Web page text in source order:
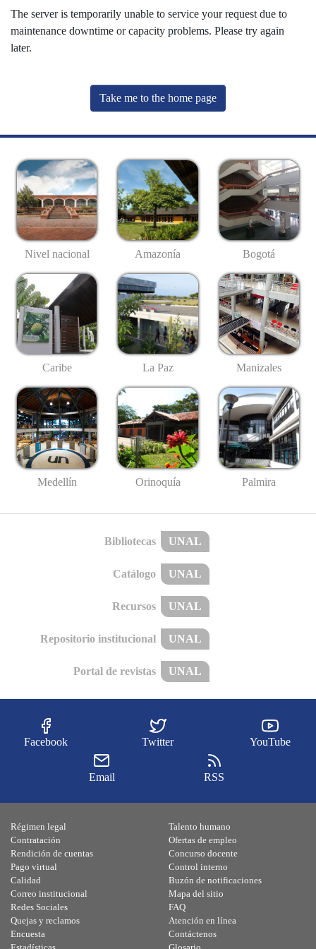
The server is temporarily unable to service your request due to
maintenance downtime or capacity problems. Please try again
later.
Take me to the home page
Nivel nacional Amazonía Bogotá
Caribe La Paz Manizales
Medellín Orinoquía Palmira
Bibliotecas UNAL
Catálogo UNAL
Recursos UNAL
Repositorio institucional UNAL
Portal de revistas UNAL
Facebook Twitter YouTube
Email RSS
Régimen legal
Contratación
Rendición de cuentas
Pago virtual
Calidad
Talento humano
Ofertas de empleo
Concurso docente
Control interno
Buzón de notificaciones
Correo institucional
Redes Sociales
Quejas y reclamos
Encuesta
Mapa del sitio
FAQ
Atención en línea
Contáctenos